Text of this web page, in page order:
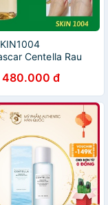
Centella Rau
480.000 đ